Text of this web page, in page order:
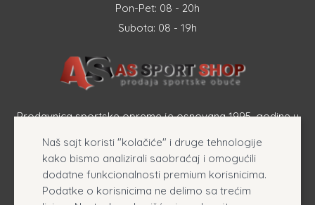
Pon-Pet: 08 - 20h
Subota: 08 - 19h
Prodavnica sportske opreme je osnovana 1995. godine u
opreme, originalnih patika i sportske odeće online.
Naš sajt koristi "kolačiće" i druge tehnologije
kako bismo analizirali saobraćaj i omogućili
dodatne funkcionalnosti premium korisnicima.
Podatke o korisnicima ne delimo sa trećim